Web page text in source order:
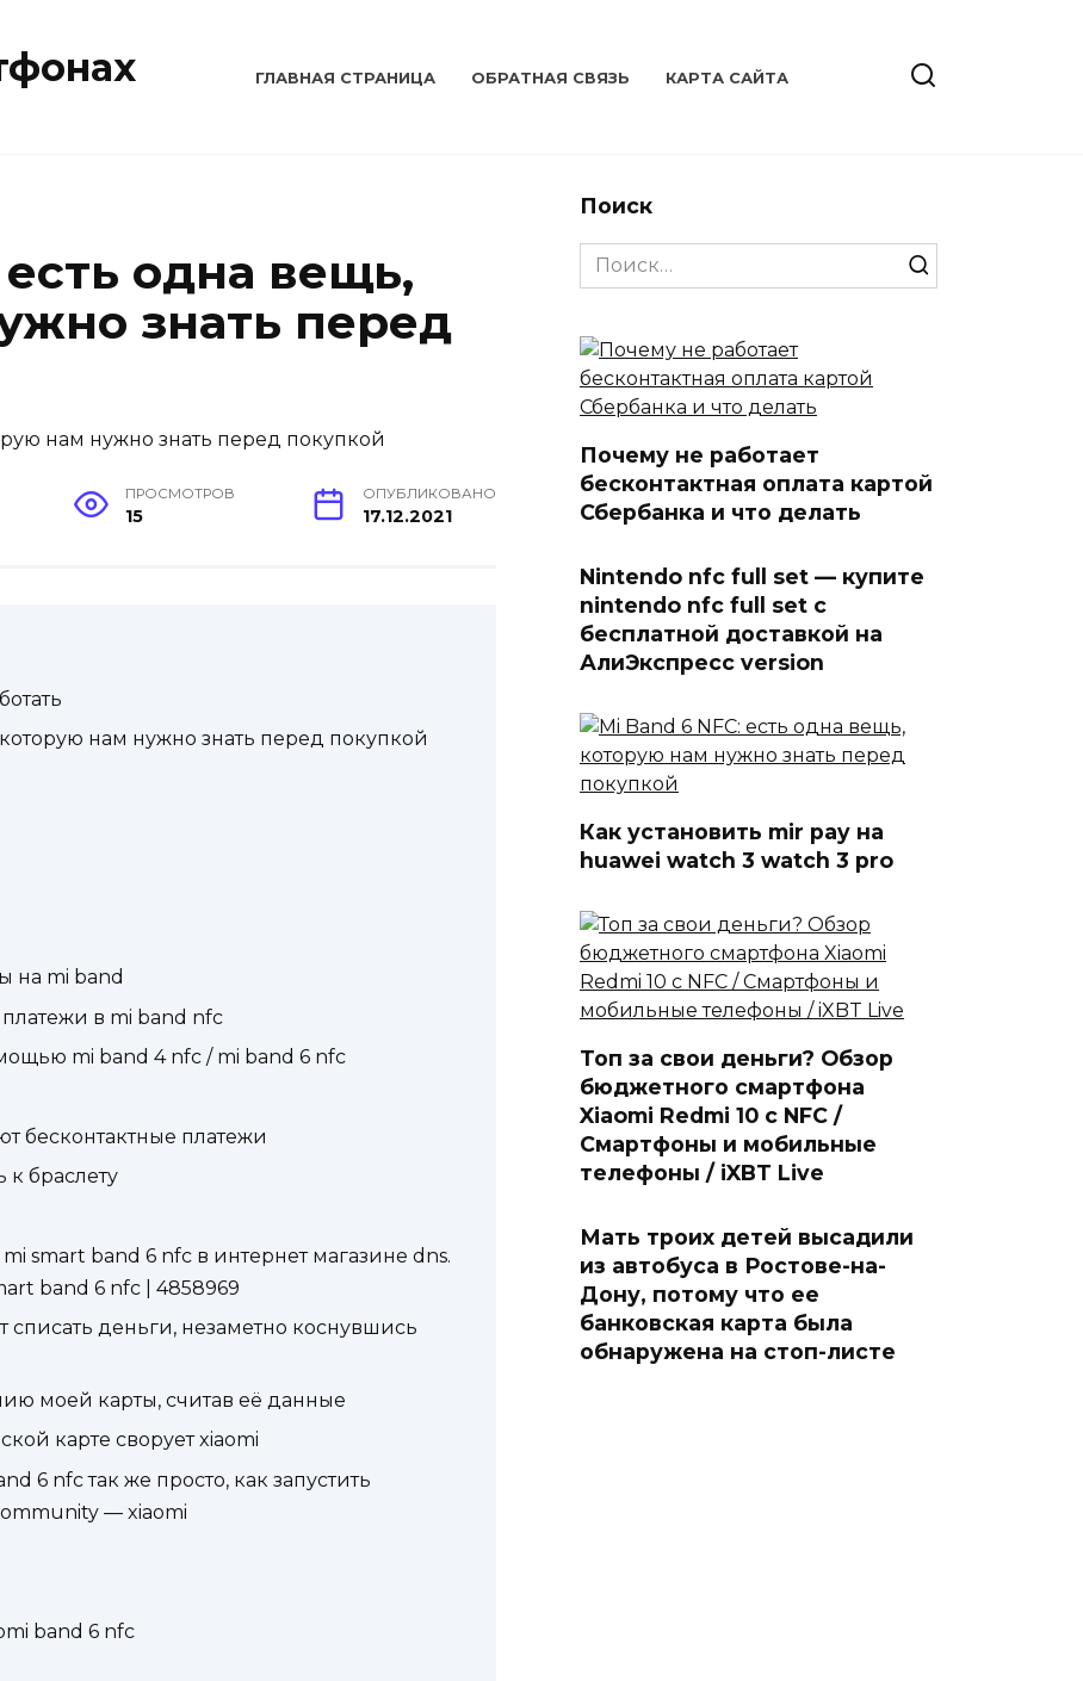
ГЛАВНАЯ СТРАНИЦА ОБРАТНАЯ СВЯЗЬ КАРТА САЙТА
одна вещь,
знать перед
ПРОСМОТРОВ
15
ОПУБЛИКОВАНО
17.12.2021
нам нужно знать перед покупкой
на mi band
платежи в mi band nfc
mi band 4 nfc / mi band 6 nfc
бесконтактные платежи
к браслету
smart band 6 nfc в интернет магазине dns.
band 6 nfc | 4858969
деньги, незаметно коснувшись
моей карты, считав её данные
карте сворует xiaomi
6 nfc так же просто, как запустить
— xiaomi
band 6 nfc
Поиск
Search
for:
Почему не работает
бесконтактная оплата картой
Сбербанка и что делать
Nintendo nfc full set — купите
nintendo nfc full set с
бесплатной доставкой на
АлиЭкспресс version
Как установить mir pay на
huawei watch 3 watch 3 pro
Топ за свои деньги? Обзор
бюджетного смартфона
Xiaomi Redmi 10 с NFC /
Смартфоны и мобильные
телефоны / iXBT Live
Мать троих детей высадили
из автобуса в Ростове-на-
Дону, потому что ее
банковская карта была
обнаружена на стоп-листе